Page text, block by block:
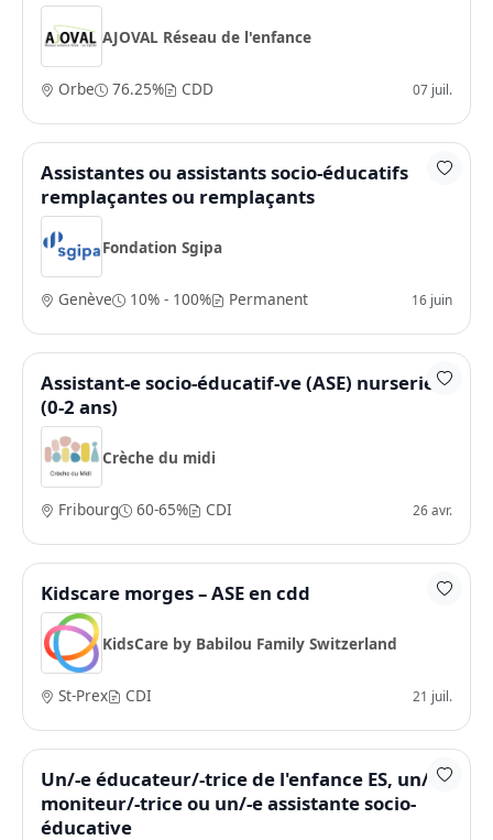
AJOVAL Réseau de l'enfance
Orbe 76.25% CDD 07 juil.
Assistantes ou assistants socio-éducatifs
remplaçantes ou remplaçants
Fondation Sgipa
Genève 10% - 100% Permanent 16 juin
Assistant-e socio-éducatif-ve (ASE) nurserie
(0-2 ans)
Crèche du midi
Fribourg 60-65% CDI 26 avr.
Kidscare morges – ASE en cdd
KidsCare by Babilou Family Switzerland
St-Prex CDI 21 juil.
Un/-e éducateur/-trice de l'enfance ES, un/-e
moniteur/-trice ou un/-e assistante socio-
éducative